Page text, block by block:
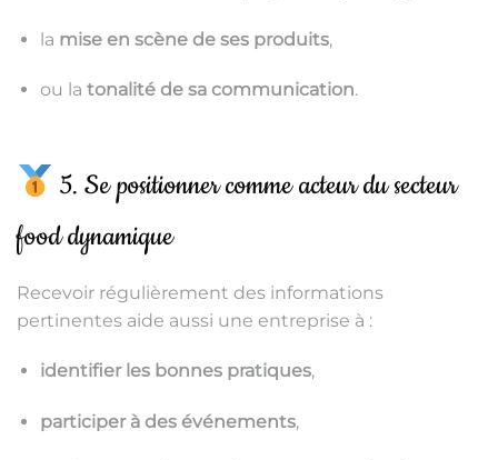
la mise en scène de ses produits,
ou la tonalité de sa communication.
5. Se positionner comme acteur du secteur
food dynamique
Recevoir régulièrement des informations
pertinentes aide aussi une entreprise à :
identifier les bonnes pratiques,
participer à des événements,